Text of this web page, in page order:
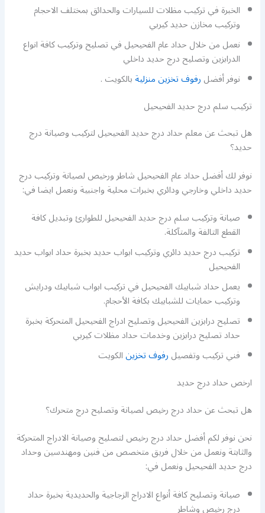
الخبرة في تركيب مظلات للسيارات والحدائق بمختلف الاحجام
وتركيب مخازن حديد كيربي
نعمل من خلال حداد عام الفحيحيل في تصليح وتركيب كافة انواع
الدرابزين وتصليح درج حديد داخلي
نوفر أفضلرفوف تخزين منزليةبالكويت .
تركيب سلم درج حديد الفحيحيل
هل تبحث عن معلم حداد درج حديد الفحيحيل لتركيب وصيانة درج
حديد؟
نوفر لك أفضل حداد عام الفحيحيل شاطر ورخيص لصيانة وتركيب درج
حديد داخلي وخارجي ودائري بخبرات محلية واجنبية ونعمل ايضا في:
صيانة وتركيب سلم درج حديد الفحيحيل للطوارئ وتبديل كافة
القطع التالفة والمتآكلة.
تركيب درج حديد دائري وتركيب ابواب حديد بخبرة حداد ابواب حديد
الفحيحيل
يعمل حداد شبابيك الفحيحيل في تركيب ابواب شبابيك ودرايش
وتركيب حمايات للشبابيك بكافة الأحجام.
تصليح درابزين الفحيحيل وتصليح ادراج الفحيحيل المتحركة بخبرة
حداد تصليح درابزين وخدمات حداد مظلات كيربي
فني تركيب وتفصيلرفوف تخزينالكويت
ارخص حداد درج حديد
هل تبحث عن حداد درج رخيص لصيانة وتصليح درج متحرك؟
نحن نوفر لكم أفضل حداد درج رخيص لتصليح وصيانة الادراج المتحركة
والثابتة ونعمل من خلال فريق متخصص من فنين ومهندسين وحداد
درج حديد الفحيحيل ونعمل في:
صيانة وتصليح كافة أنواع الادراج الزجاجية والحديدية بخبرة حداد
درج رخيص وشاطر